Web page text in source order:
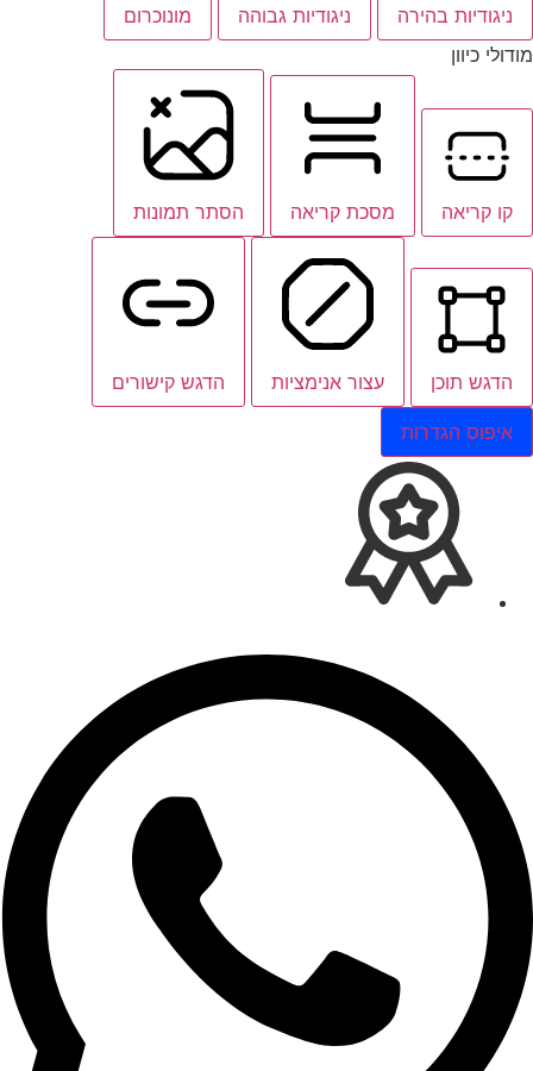
ניגודיות בהירה ניגודיות גבוהה
מונוכרום
מודולי כיוון
קו קריאה מסכת קריאה הסתר תמונות
הדגש תוכן עצור אנימציות הדגש קישורים
איפוס הגדרות